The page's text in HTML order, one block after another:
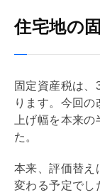
住宅地の
固定資産税は、
ります。今回
上げ幅を本来
た。
本来、評価替え
変わる予定でし